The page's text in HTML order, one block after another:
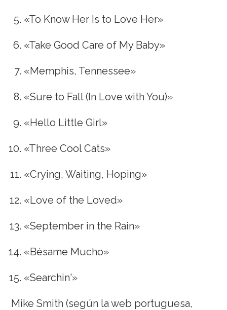
«To Know Her Is to Love Her»
«Take Good Care of My Baby»
«Memphis, Tennessee»
«Sure to Fall (In Love with You)»
«Hello Little Girl»
«Three Cool Cats»
«Crying, Waiting, Hoping»
«Love of the Loved»
«September in the Rain»
«Bésame Mucho»
«Searchin'»
Mike Smith (según la web portuguesa,